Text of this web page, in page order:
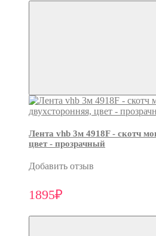
Лента vhb 3м 4918F - скотч
цвет - прозрачный
Добавить отзыв
1895₽